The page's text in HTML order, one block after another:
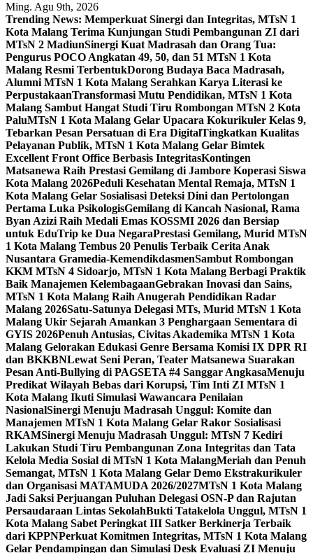
Ming. Agu 9th, 2026
Trending News: Memperkuat Sinergi dan Integritas, MTsN 1
Kota Malang Terima Kunjungan Studi Pembangunan ZI dari
MTsN 2 MadiunSinergi Kuat Madrasah dan Orang Tua:
Pengurus POCO Angkatan 49, 50, dan 51 MTsN 1 Kota
Malang Resmi TerbentukDorong Budaya Baca Madrasah,
Alumni MTsN 1 Kota Malang Serahkan Karya Literasi ke
PerpustakaanTransformasi Mutu Pendidikan, MTsN 1 Kota
Malang Sambut Hangat Studi Tiru Rombongan MTsN 2 Kota
PaluMTsN 1 Kota Malang Gelar Upacara Kokurikuler Kelas 9,
Tebarkan Pesan Persatuan di Era DigitalTingkatkan Kualitas
Pelayanan Publik, MTsN 1 Kota Malang Gelar Bimtek
Excellent Front Office Berbasis IntegritasKontingen
Matsanewa Raih Prestasi Gemilang di Jambore Koperasi Siswa
Kota Malang 2026Peduli Kesehatan Mental Remaja, MTsN 1
Kota Malang Gelar Sosialisasi Deteksi Dini dan Pertolongan
Pertama Luka PsikologisGemilang di Kancah Nasional, Rama
Byan Azizi Raih Medali Emas KOSSMI 2026 dan Bersiap
untuk EduTrip ke Dua NegaraPrestasi Gemilang, Murid MTsN
1 Kota Malang Tembus 20 Penulis Terbaik Cerita Anak
Nusantara Gramedia-KemendikdasmenSambut Rombongan
KKM MTsN 4 Sidoarjo, MTsN 1 Kota Malang Berbagi Praktik
Baik Manajemen KelembagaanGebrakan Inovasi dan Sains,
MTsN 1 Kota Malang Raih Anugerah Pendidikan Radar
Malang 2026Satu-Satunya Delegasi MTs, Murid MTsN 1 Kota
Malang Ukir Sejarah Amankan 3 Penghargaan Sementara di
GYIS 2026Penuh Antusias, Civitas Akademika MTsN 1 Kota
Malang Gelorakan Edukasi Genre Bersama Komisi IX DPR RI
dan BKKBNLewat Seni Peran, Teater Matsanewa Suarakan
Pesan Anti-Bullying di PAGSETA #4 Sanggar AngkasaMenuju
Predikat Wilayah Bebas dari Korupsi, Tim Inti ZI MTsN 1
Kota Malang Ikuti Simulasi Wawancara Penilaian
NasionalSinergi Menuju Madrasah Unggul: Komite dan
Manajemen MTsN 1 Kota Malang Gelar Rakor Sosialisasi
RKAMSinergi Menuju Madrasah Unggul: MTsN 7 Kediri
Lakukan Studi Tiru Pembangunan Zona Integritas dan Tata
Kelola Media Sosial di MTsN 1 Kota MalangMeriah dan Penuh
Semangat, MTsN 1 Kota Malang Gelar Demo Ekstrakurikuler
dan Organisasi MATAMUDA 2026/2027MTsN 1 Kota Malang
Jadi Saksi Perjuangan Puluhan Delegasi OSN-P dan Rajutan
Persaudaraan Lintas SekolahBukti Tatakelola Unggul, MTsN 1
Kota Malang Sabet Peringkat III Satker Berkinerja Terbaik
dari KPPNPerkuat Komitmen Integritas, MTsN 1 Kota Malang
Gelar Pendampingan dan Simulasi Desk Evaluasi ZI Menuju